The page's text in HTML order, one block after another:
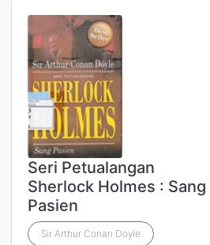
Seri Petualangan
Sherlock Holmes : Sang
Pasien
Sir Arthur Conan Doyle